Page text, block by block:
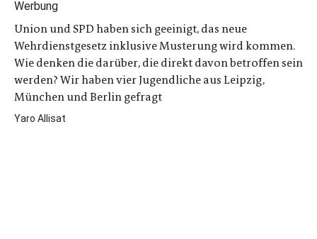
Union und SPD haben sich geeinigt, das neue
Wehrdienstgesetz inklusive Musterung wird kommen.
Wie denken die darüber, die direkt davon betroffen sein
werden? Wir haben vier Jugendliche aus Leipzig,
München und Berlin gefragt
Yaro Allisat